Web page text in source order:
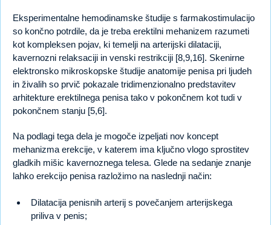
Eksperimentalne hemodinamske študije s farmakostimulacijo
so končno potrdile, da je treba erektilni mehanizem razumeti
kot kompleksen pojav, ki temelji na arterijski dilataciji,
kavernozni relaksaciji in venski restrikciji [8,9,16]. Skenirne
elektronsko mikroskopske študije anatomije penisa pri ljudeh
in živalih so prvič pokazale tridimenzionalno predstavitev
arhitekture erektilnega penisa tako v pokončnem kot tudi v
pokončnem stanju [5,6].
Na podlagi tega dela je mogoče izpeljati nov koncept
mehanizma erekcije, v katerem ima ključno vlogo sprostitev
gladkih mišic kavernoznega telesa. Glede na sedanje znanje
lahko erekcijo penisa razložimo na naslednji način:
Dilatacija penisnih arterij s povečanjem arterijskega
priliva v penis;